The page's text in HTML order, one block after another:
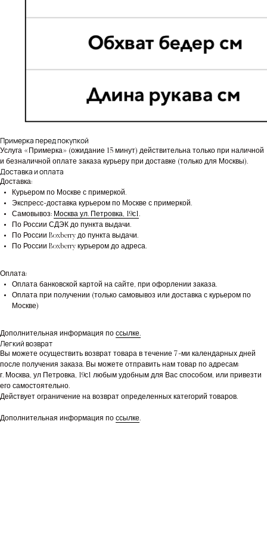
Примерка перед покупкой
Услуга «Примерка» (ожидание 15 минут) действительна только при наличной
и безналичной оплате заказа курьеру при доставке (только для Москвы).
Доставка и оплата
Доставка:
Курьером по Москве с примеркой.
Экспресс-доставка курьером по Москве с примеркой.
Самовывоз: Москва ул. Петровка, 19с1.
По России СДЭК до пункта выдачи.
По России Boxberry до пункта выдачи.
По России Boxberry курьером до адреса.
Оплата:
Оплата банковской картой на сайте, при офорлении заказа.
Оплата при получении (только самовывоз или доставка с курьером по
Москве)
Дополнительная информация по ссылке.
Легкий возврат
Вы можете осуществить возврат товара в течение 7-ми календарных дней
после получения заказа. Вы можете отправить нам товар по адресам:
г. Москва, ул Петровка, 19с1 любым удобным для Вас способом, или привезти
его самостоятельно.
Действует ограничение на возврат определенных категорий товаров.
Дополнительная информация по ссылке.